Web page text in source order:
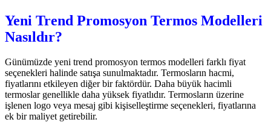
Yeni Trend Promosyon Termos Modelleri
Nasıldır?
Günümüzde yeni trend promosyon termos modelleri farklı fiyat
seçenekleri halinde satışa sunulmaktadır. Termosların hacmi,
fiyatlarını etkileyen diğer bir faktördür. Daha büyük hacimli
termoslar genellikle daha yüksek fiyatlıdır. Termosların üzerine
işlenen logo veya mesaj gibi kişiselleştirme seçenekleri, fiyatlarına
ek bir maliyet getirebilir.